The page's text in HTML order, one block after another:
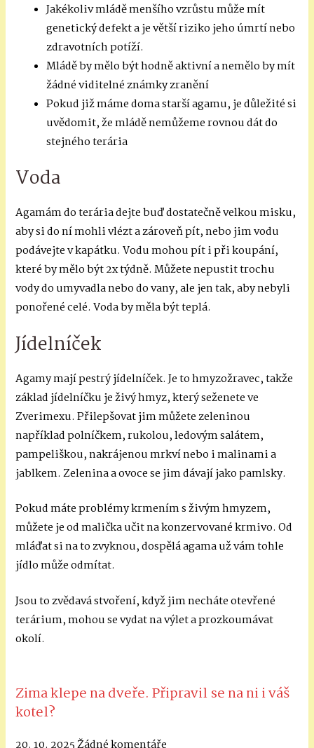
Jakékoliv mládě menšího vzrůstu může mít
genetický defekt a je větší riziko jeho úmrtí nebo
zdravotních potíží.
Mládě by mělo být hodně aktivní a nemělo by mít
žádné viditelné známky zranění
Pokud již máme doma starší agamu, je důležité si
uvědomit, že mládě nemůžeme rovnou dát do
stejného terária
Voda
Agamám do terária dejte buď dostatečně velkou misku,
aby si do ní mohli vlézt a zároveň pít, nebo jim vodu
podávejte v kapátku. Vodu mohou pít i při koupání,
které by mělo být 2x týdně. Můžete nepustit trochu
vody do umyvadla nebo do vany, ale jen tak, aby nebyli
ponořené celé. Voda by měla být teplá.
Jídelníček
Agamy mají pestrý jídelníček. Je to hmyzožravec, takže
základ jídelníčku je živý hmyz, který seženete ve
Zverimexu. Přilepšovat jim můžete zeleninou
například polníčkem, rukolou, ledovým salátem,
pampeliškou, nakrájenou mrkví nebo i malinami a
jablkem. Zelenina a ovoce se jim dávají jako pamlsky.
Pokud máte problémy krmením s živým hmyzem,
můžete je od malička učit na konzervované krmivo. Od
mláďat si na to zvyknou, dospělá agama už vám tohle
jídlo může odmítat.
Jsou to zvědavá stvoření, když jim necháte otevřené
terárium, mohou se vydat na výlet a prozkoumávat
okolí.
Zima klepe na dveře. Připravil se na ni i váš
kotel?